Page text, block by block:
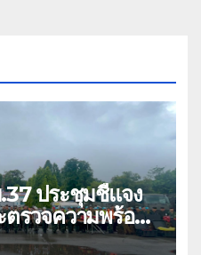
ประชุมชี้แจง
ตรวจความพร้อม
ธารณภัย